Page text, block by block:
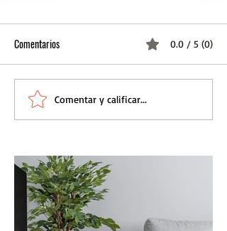
Comentarios 0.0 / 5 (0)
Comentar y calificar...